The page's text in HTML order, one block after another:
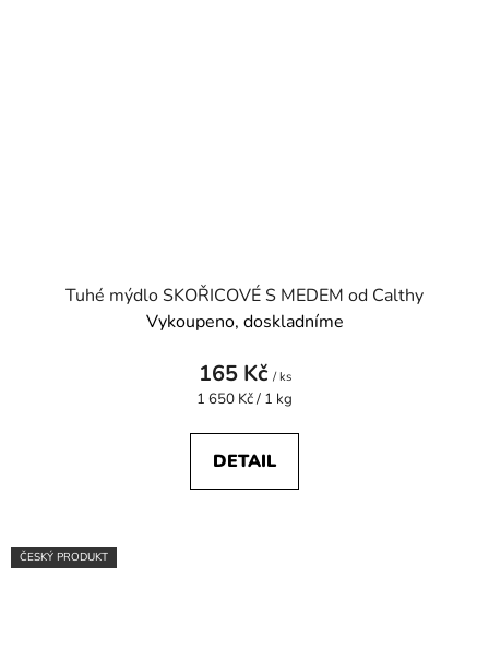
Tuhé mýdlo SKOŘICOVÉ S MEDEM od Calthy
Vykoupeno, doskladníme
165 Kč / ks
Měrná
1 650 Kč / 1 kg
DETAIL
ČESKÝ PRODUKT